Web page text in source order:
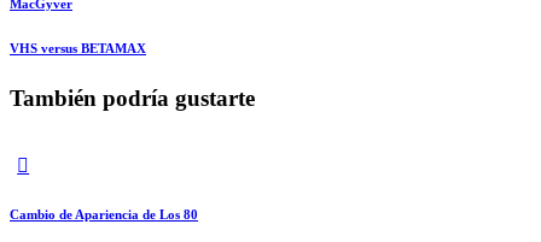
Navegación
de
Prev
MacGyver
Siguiente
VHS versus BETAMAX
También podría gustarte
Cambio de Apariencia de Los 80